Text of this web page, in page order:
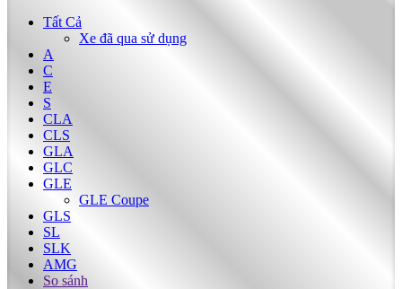
Tất Cả
Xe đã qua sử dụng
A
C
E
S
CLA
CLS
GLA
GLC
GLE
GLE Coupe
GLS
SL
SLK
AMG
So sánh